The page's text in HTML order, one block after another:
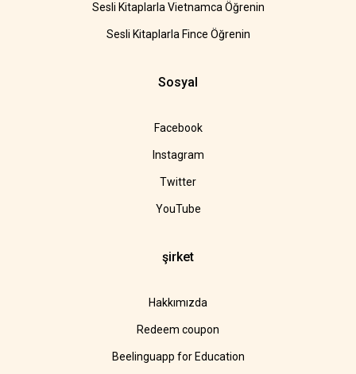
Sesli Kitaplarla Vietnamca Öğrenin
Sesli Kitaplarla Fince Öğrenin
Sosyal
Facebook
Instagram
Twitter
YouTube
şirket
Hakkımızda
Redeem coupon
Beelinguapp for Education